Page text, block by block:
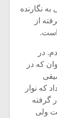
نگارنده
از
است.
در
که در
که نوار
گرفته
ولی